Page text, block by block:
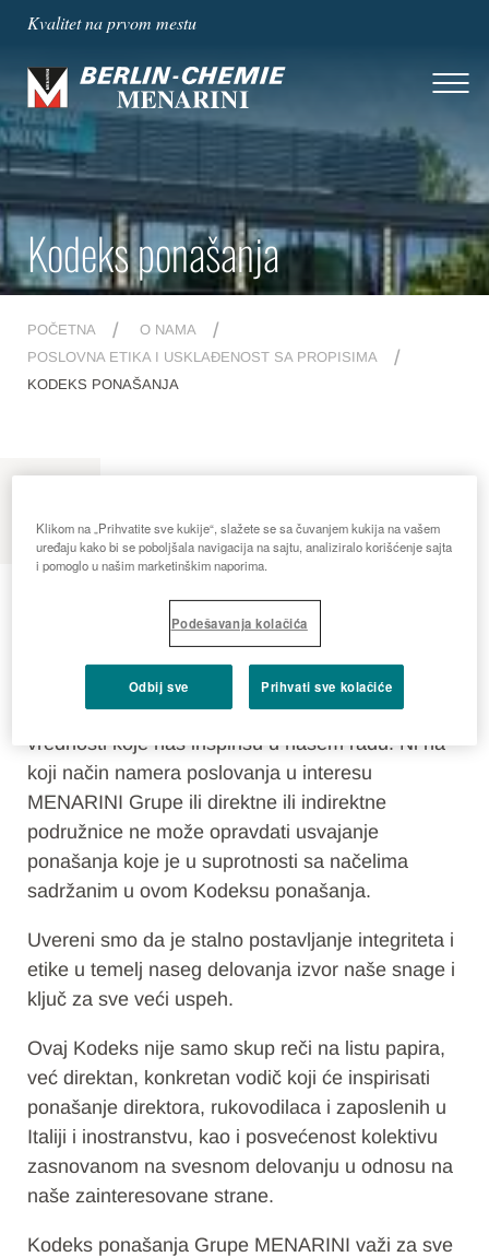
Kvalitet na prvom mestu
Kodeks ponašanja
POČETNA
O NAMA
POSLOVNA ETIKA I USKLAĐENOST SA PROPISIMA
KODEKS PONAŠANJA
Kodeks ponašanja
Integritet i etika su temelj naših akcija
Kodeks ponašanja MENARINI grupe izražava
vrednosti koje nas inspirišu u našem radu. Ni na
koji način namera poslovanja u interesu
MENARINI Grupe ili direktne ili indirektne
podružnice ne može opravdati usvajanje
ponašanja koje je u suprotnosti sa načelima
sadržanim u ovom Kodeksu ponašanja.
Uvereni smo da je stalno postavljanje integriteta i
etike u temelj naseg delovanja izvor naše snage i
ključ za sve veći uspeh.
Ovaj Kodeks nije samo skup reči na listu papira,
već direktan, konkretan vodič koji će inspirisati
ponašanje direktora, rukovodilaca i zaposlenih u
Italiji i inostranstvu, kao i posvećenost kolektivu
zasnovanom na svesnom delovanju u odnosu na
naše zainteresovane strane.
Kodeks ponašanja Grupe MENARINI važi za sve
Klikom na „Prihvatite sve kukije“, slažete se sa čuvanjem kukija na vašem
uređaju kako bi se poboljšala navigacija na sajtu, analiziralo korišćenje sajta
i pomoglo u našim marketinškim naporima.
Podešavanja kolačića
Odbij sve Prihvati sve kolačiće